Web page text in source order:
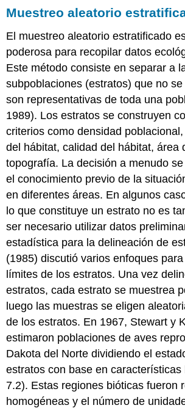
Muestreo aleatorio
El muestreo aleatorio estratificado
poderosa para recopilar datos
Este método consiste en separar a
subpoblaciones (estratos) que no
son representativas de toda una
1989). Los estratos se construyen
criterios como densidad
del hábitat, calidad del hábitat, área
topografía. La decisión a menudo
el conocimiento previo de la
en diferentes áreas. En algunos
lo que constituye un estrato no es
ser necesario utilizar datos
estadística para la delineación de
(1985) discutió varios enfoques
límites de los estratos. Una vez
estratos, cada estrato se muestrea
luego las muestras se eligen
de los estratos. En 1967, Stewart y
estimaron poblaciones de aves
Dakota del Norte dividiendo el
estratos con base en
7.2). Estas regiones bióticas fueron
homogéneas y el número de